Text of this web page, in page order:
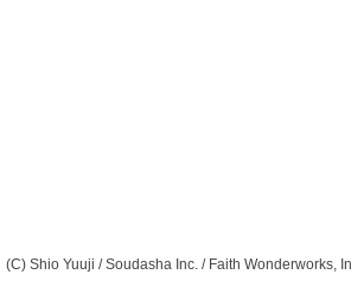
(C) Shio Yuuji / Soudasha Inc. / Faith Wonderworks,